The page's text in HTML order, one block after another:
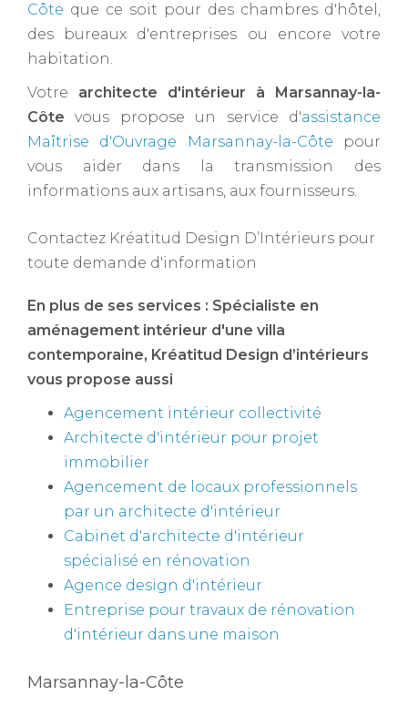
Côte que ce soit pour des chambres d'hôtel,
des bureaux d'entreprises ou encore votre
habitation.
Votre architecte d'intérieur à Marsannay-la-
Côte ​vous propose un service d'assistance
Maîtrise d'Ouvrage Marsannay-la-Côte pour
vous aider dans la transmission des
informations aux artisans, aux fournisseurs.
Contactez Kréatitud Design D’Intérieurs pour
toute demande d'information
En plus de ses services : Spécialiste en
aménagement intérieur d'une villa
contemporaine, Kréatitud Design d’intérieurs
vous propose aussi
Agencement intérieur collectivité
Architecte d'intérieur pour projet
immobilier
Agencement de locaux professionnels
par un architecte d'intérieur
Cabinet d'architecte d'intérieur
spécialisé en rénovation
Agence design d'intérieur
Entreprise pour travaux de rénovation
d'intérieur dans une maison
Marsannay-la-Côte